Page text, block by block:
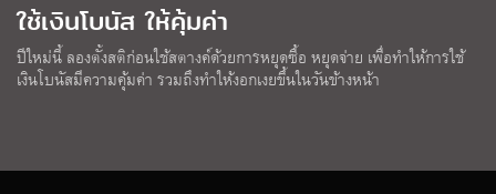
ใช้เงินโบนัส ให้คุ้มค่า
ปีใหม่นี้ ลองตั้งสติก่อนใช้สตางค์ด้วยการหยุดซื้อ หยุดจ่าย เพื่อทำให้การใช้
เงินโบนัสมีความคุ้มค่า รวมถึงทำให้งอกเงยขึ้นในวันข้างหน้า